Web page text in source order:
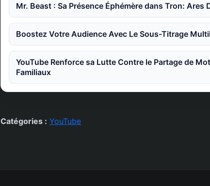
Mr. Beast : Sa Présence Éphémère dans Tron: Ares
Boostez Votre Audience Avec Le Sous-Titrage
YouTube Renforce sa Lutte Contre le Partage de
Familiaux
Catégories : YouTube